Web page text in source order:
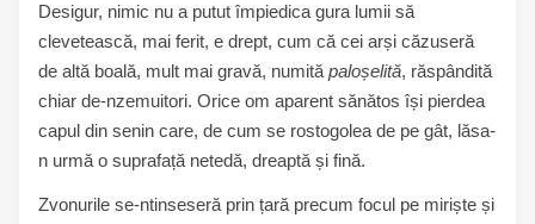
Desigur, nimic nu a putut împiedica gura lumii să
clevetească, mai ferit, e drept, cum că cei arși căzuseră
de altă boală, mult mai gravă, numită paloșelită, răspândită
chiar de-nzemuitori. Orice om aparent sănătos își pierdea
capul din senin care, de cum se rostogolea de pe gât, lăsa-
n urmă o suprafață netedă, dreaptă și fină.
Zvonurile se-ntinseseră prin țară precum focul pe miriște și